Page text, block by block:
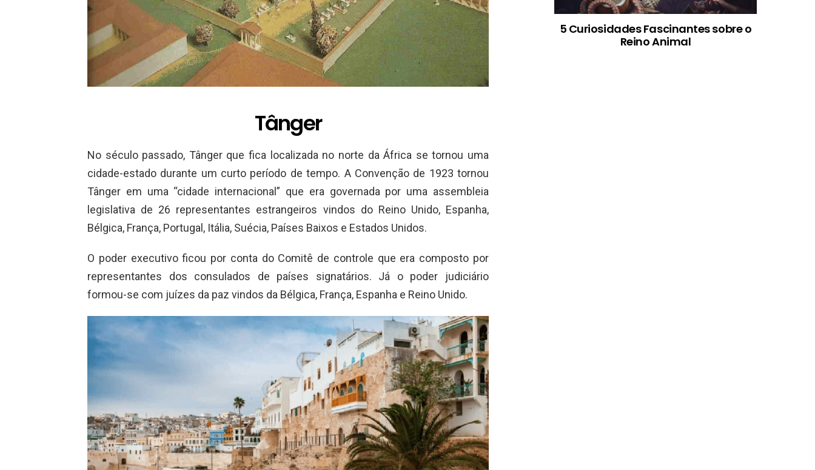
Tânger
No século passado, Tânger que fica localizada no norte da África se tornou uma
cidade-estado durante um curto período de tempo. A Convenção de 1923 tornou
Tânger em uma “cidade internacional” que era governada por uma assembleia
legislativa de 26 representantes estrangeiros vindos do Reino Unido, Espanha,
Bélgica, França, Portugal, Itália, Suécia, Países Baixos e Estados Unidos.
O poder executivo ficou por conta do Comitê de controle que era composto por
representantes dos consulados de países signatários. Já o poder judiciário
formou-se com juízes da paz vindos da Bélgica, França, Espanha e Reino Unido.
5 Curiosidades Fascinantes sobre o
Reino Animal